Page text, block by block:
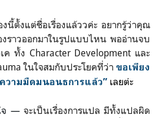
ตั้งแต่ชื่อเรื่องแล้ววค่ะ อยากรู้ว่าคุณ
งราวออกมาในรูปแบบไหน พออ่านจบ
ค ทั้ง Character Development และ
ในใจสมกับประโยคที่ว่า ขอเพียง
วามมืดมนอนธการแล้ว” เลยต่ะ
จ — จะเป็นเรื่องการแปล มีทั้งแปลผิด